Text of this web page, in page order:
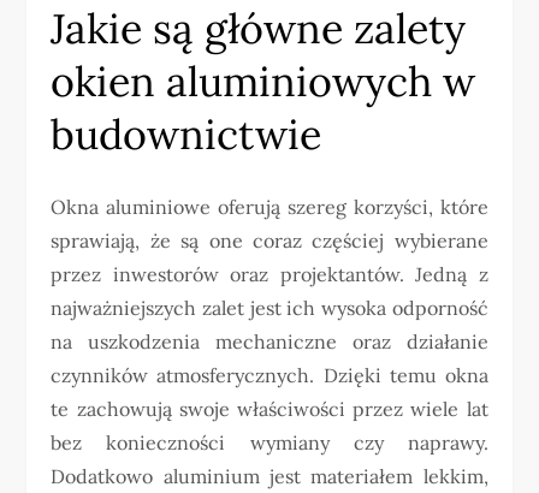
Jakie są główne zalety
okien aluminiowych w
budownictwie
Okna aluminiowe oferują szereg korzyści, które
sprawiają, że są one coraz częściej wybierane
przez inwestorów oraz projektantów. Jedną z
najważniejszych zalet jest ich wysoka odporność
na uszkodzenia mechaniczne oraz działanie
czynników atmosferycznych. Dzięki temu okna
te zachowują swoje właściwości przez wiele lat
bez konieczności wymiany czy naprawy.
Dodatkowo aluminium jest materiałem lekkim,